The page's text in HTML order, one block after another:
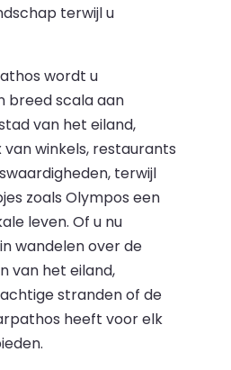
terwijl u
wordt u
breed scala aan
van het eiland,
van winkels, restaurants
terwijl
zoals Olympos een
leven. Of u nu
wandelen over de
van het eiland,
stranden of de
heeft voor elk